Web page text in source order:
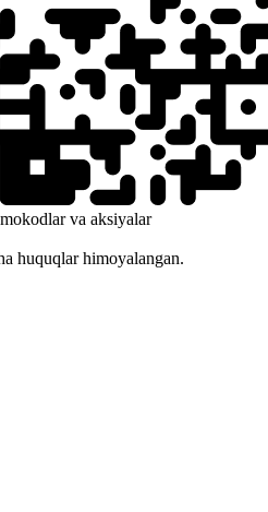
va aksiyalar
huquqlar himoyalangan.